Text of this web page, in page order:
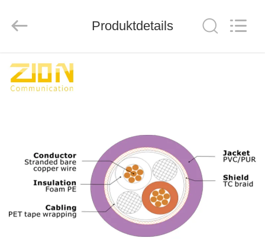
HAUS
UNS
FABRIK-
AUSFLUG
LTD.
Produktdetails